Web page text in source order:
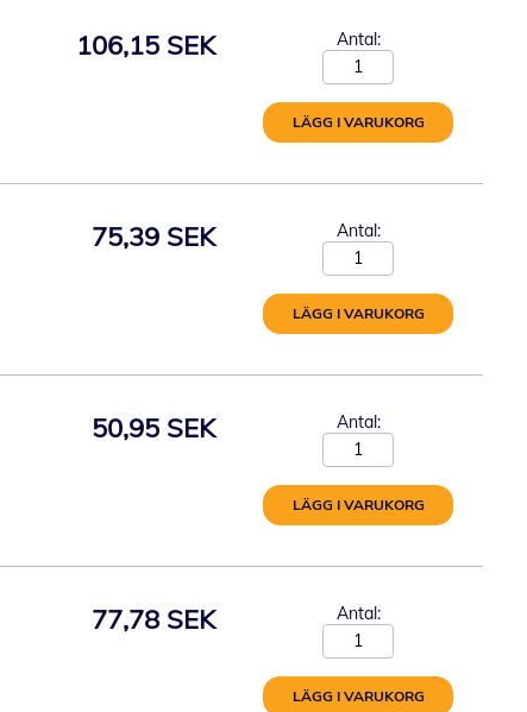
106,15 SEK Antal:
LÄGG I VARUKORG
75,39 SEK Antal:
LÄGG I VARUKORG
50,95 SEK Antal:
LÄGG I VARUKORG
77,78 SEK Antal:
LÄGG I VARUKORG